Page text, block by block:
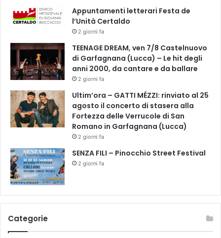
u
n
d
e
m
o
m
p
ù
u
Appuntamenti letterari Festa de
l’Unità Certaldo
2 giorni fa
TEENAGE DREAM, ven 7/8 Castelnuovo
di Garfagnana (Lucca) – Le hit degli
anni 2000, da cantare e da ballare
2 giorni fa
Ultim’ora – GATTI MÉZZI: rinviato al 25
agosto il concerto di stasera alla
Fortezza delle Verrucole di San
Romano in Garfagnana (Lucca)
2 giorni fa
SENZA FILI – Pinocchio Street Festival
2 giorni fa
Categorie